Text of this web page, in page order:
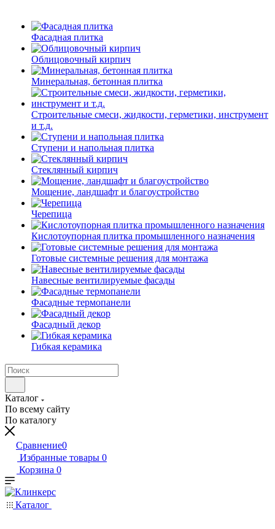
Фасадная плитка
Облицовочный кирпич
Минеральная, бетонная плитка
Строительные смеси, жидкости, герметики, инструмент
и т.д.
Ступени и напольная плитка
Cтеклянный кирпич
Мощение, ландшафт и благоустройство
Черепица
Кислотоупорная плитка промышленного назначения
Готовые системные решения для монтажа
Навесные вентилируемые фасады
Фасадные термопанели
Фасадный декор
Гибкая керамика
Каталог
По всему сайту
По каталогу
Сравнение0
Избранные товары 0
Корзина 0
Каталог